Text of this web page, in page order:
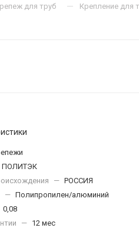
для труб — Крепление для
ПОЛИТЭК
— РОССИЯ
— Полипропилен/алюминий
0,08
— 12 мес